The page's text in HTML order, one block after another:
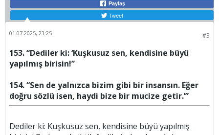
Paylaş
Tweet
#3
01.07.2025, 23:25
153. “Dediler ki: ‘Kuşkusuz sen, kendisine büyü
yapılmış birisin!”
154. “Sen de yalnızca bizim gibi bir insansın. Eğer
doğru sözlü isen, haydi bize bir mucize getir.’”
Dediler ki: Kuşkusuz sen, kendisine büyü yapılmış